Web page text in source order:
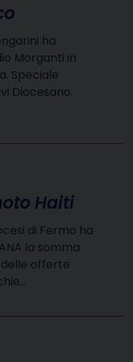
ha
Morganti in
Speciale
Diocesano.
Haiti
di Fermo ha
la somma
delle offerte